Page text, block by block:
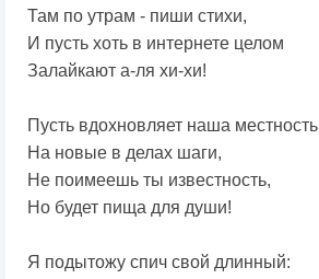
Там по утрам - пиши стихи,
И пусть хоть в интернете целом
Залайкают а-ля хи-хи!
Пусть вдохновляет наша местность
На новые в делах шаги,
Не поимеешь ты известность,
Но будет пища для души!
Я подытожу спич свой длинный: